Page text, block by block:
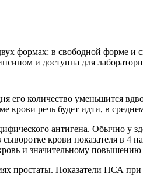
формах: в свободной форме
и доступна для
его количество уменьшится
речь будет идти, в
антигена. Обычно у
крови показателя в 4
и значительному повышению
простаты. Показатели ПСА